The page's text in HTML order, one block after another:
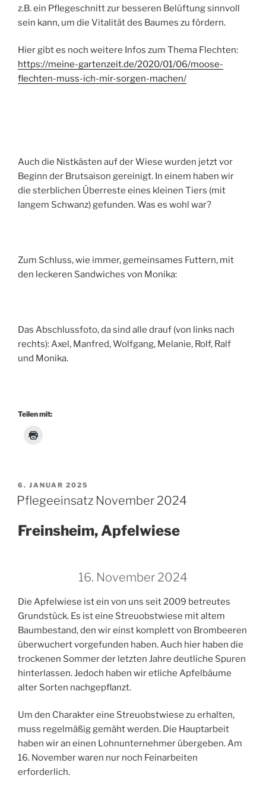
z.B. ein Pflegeschnitt zur besseren Belüftung sinnvoll
sein kann, um die Vitalität des Baumes zu fördern.
Hier gibt es noch weitere Infos zum Thema Flechten:
https://meine-gartenzeit.de/2020/01/06/moose-
flechten-muss-ich-mir-sorgen-machen/
Auch die Nistkästen auf der Wiese wurden jetzt vor
Beginn der Brutsaison gereinigt. In einem haben wir
die sterblichen Überreste eines kleinen Tiers (mit
langem Schwanz) gefunden. Was es wohl war?
Zum Schluss, wie immer, gemeinsames Futtern, mit
den leckeren Sandwiches von Monika:
Das Abschlussfoto, da sind alle drauf (von links nach
rechts): Axel, Manfred, Wolfgang, Melanie, Rolf, Ralf
und Monika.
Teilen mit:
VERÖFFENTLICHT
AM
6. JANUAR 2025
Pflegeeinsatz November 2024
Freinsheim, Apfelwiese
16. November 2024
Die Apfelwiese ist ein von uns seit 2009 betreutes
Grundstück. Es ist eine Streuobstwiese mit altem
Baumbestand, den wir einst komplett von Brombeeren
überwuchert vorgefunden haben. Auch hier haben die
trockenen Sommer der letzten Jahre deutliche Spuren
hinterlassen. Jedoch haben wir etliche Apfelbäume
alter Sorten nachgepflanzt.
Um den Charakter eine Streuobstwiese zu erhalten,
muss regelmäßig gemäht werden. Die Hauptarbeit
haben wir an einen Lohnunternehmer übergeben. Am
16. November waren nur noch Feinarbeiten
erforderlich.